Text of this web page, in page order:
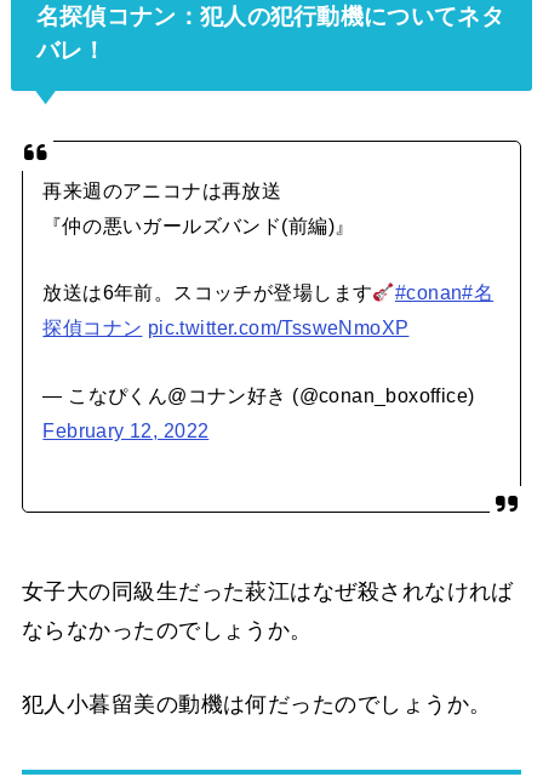
名探偵コナン：犯人の犯行動機についてネタ
バレ！
再来週のアニコナは再放送
『仲の悪いガールズバンド(前編)』
放送は6年前。スコッチが登場します #conan#名
探偵コナン pic.twitter.com/TssweNmoXP
— こなぴくん@コナン好き (@conan_boxoffice)
February 12, 2022
女子大の同級生だった萩江はなぜ殺されなければ
ならなかったのでしょうか。
犯人小暮留美の動機は何だったのでしょうか。